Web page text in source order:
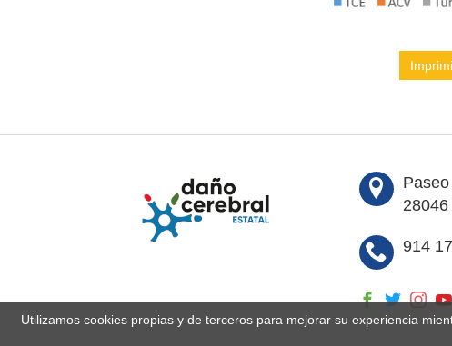
914
Utilizamos cookies propias y de terceros para mejorar su experiencia